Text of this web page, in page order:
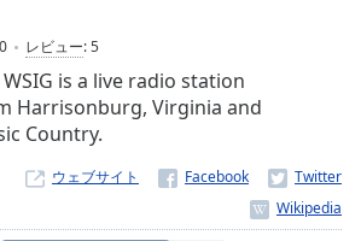
レビュー:5
is a live radio station
Harrisonburg, Virginia and
Country.
ウェブサイト